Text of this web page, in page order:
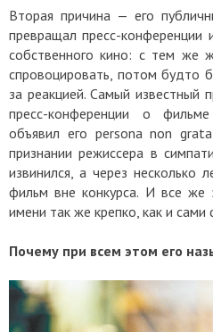
Вторая причина — его
превращал пресс-
собственного кино: с тем же
спровоцировать, потом будто
за реакцией. Самый
пресс-конференции о
объявил его persona non
признании режиссера в
извинился, а через несколько
фильм вне конкурса. И все же
имени так же крепко, как и сами
Почему при всем этом его